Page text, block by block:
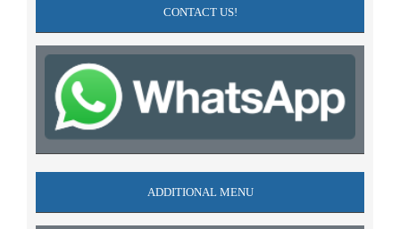
CONTACT US!
ADDITIONAL MENU